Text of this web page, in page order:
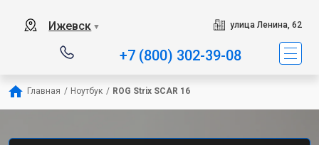
Ижевск ▼ улица Ленина, 62
+7 (800) 302-39-08
Главная / Ноутбук / ROG Strix SCAR 16